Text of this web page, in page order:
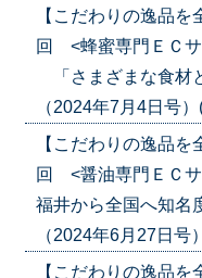
【こだわりの逸品
回 <蜂蜜専門ＥＣ
「さまざまな食材
（2024年7月4日号
【こだわりの逸品
回 <醤油専門ＥＣ
福井から全国へ知名
（2024年6月27日号
【こだわりの逸品